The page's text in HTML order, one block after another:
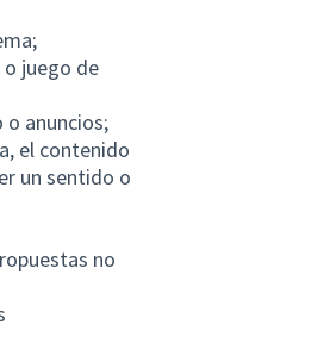
juego de
anuncios;
el contenido
un sentido o
no